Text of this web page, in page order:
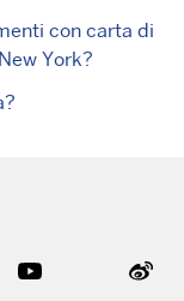
con carta di
York?